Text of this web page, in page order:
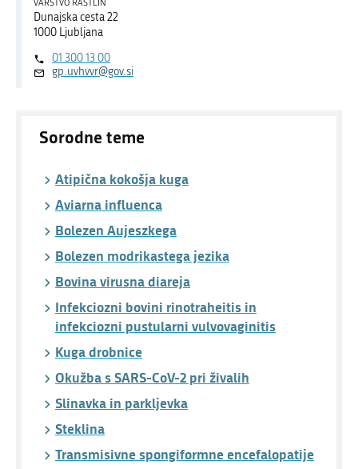
VARSTVO RASTLIN
Dunajska cesta 22
1000 Ljubljana
01 300 13 00
gp.uvhvvr@gov.si
Sorodne teme
Atipična kokošja kuga
Aviarna influenca
Bolezen Aujeszkega
Bolezen modrikastega jezika
Bovina virusna diareja
Infekciozni bovini rinotraheitis in
infekciozni pustularni vulvovaginitis
Kuga drobnice
Okužba s SARS-CoV-2 pri živalih
Slinavka in parkljevka
Steklina
Transmisivne spongiformne encefalopatije